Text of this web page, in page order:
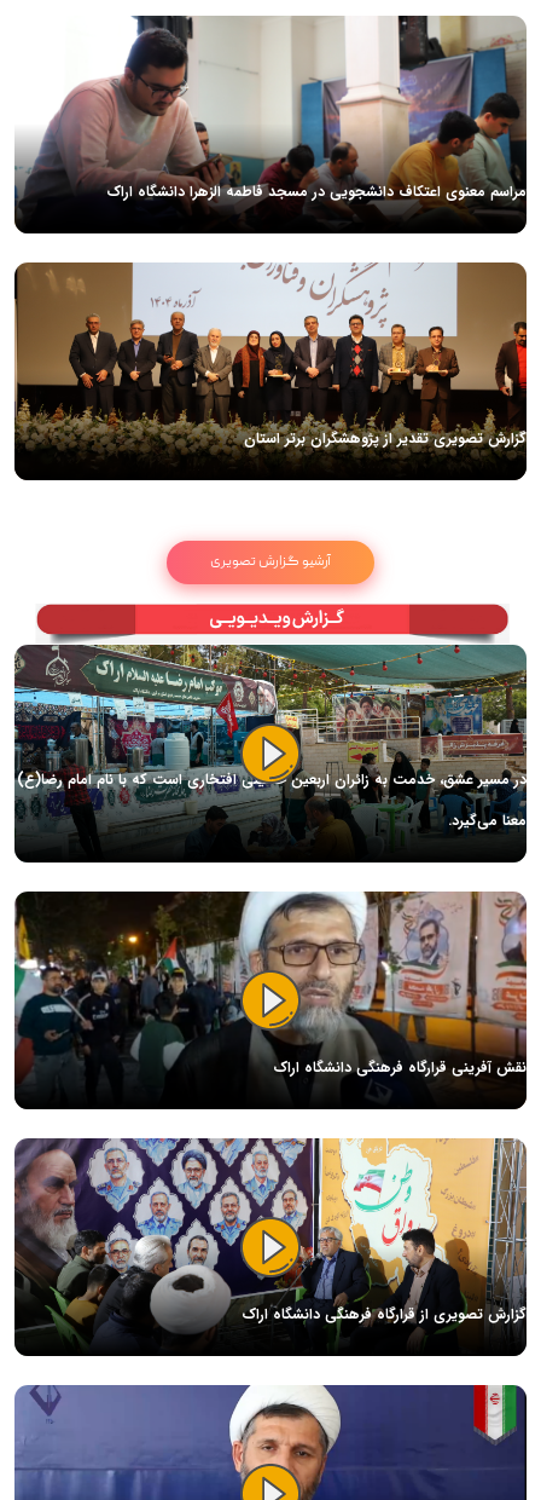
مراسم معنوی اعتکاف دانشجویی در مسجد فاطمه الزهرا دانشگاه اراک
گزارش تصویری تقدیر از پژوهشگران برتر استان
آرشیو گزارش تصویری
در مسیر عشق، خدمت به زائران اربعین حسینی افتخاری است که با نام امام رضا(ع)
معنا می‌گیرد.
نقش آفرینی قرارگاه فرهنگی دانشگاه اراک
گزارش تصویری از قرارگاه فرهنگی دانشگاه اراک